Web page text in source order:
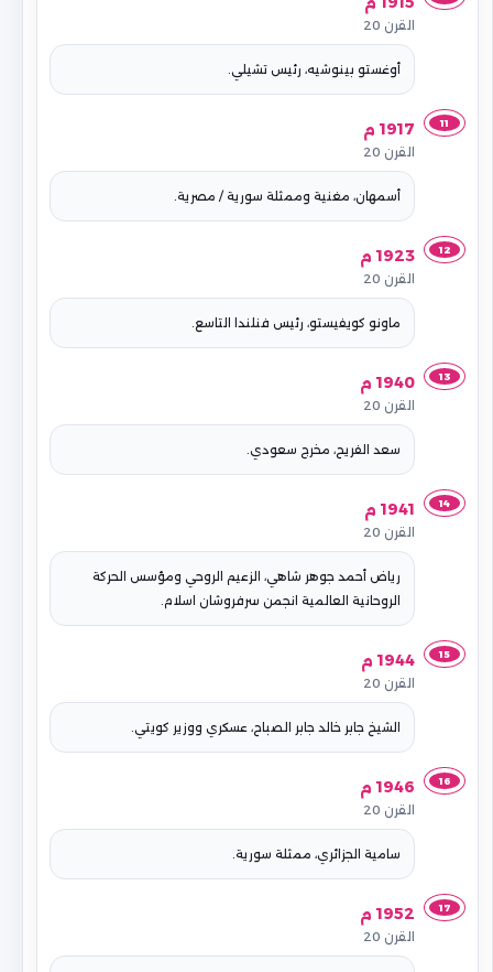
القرن 20
أوغستو بينوشيه، رئيس تشيلي.
11 1917 م
القرن 20
أسمهان، مغنية وممثلة سورية / مصرية.
12 1923 م
القرن 20
ماونو كويفيستو، رئيس فنلندا التاسع.
13 1940 م
القرن 20
سعد الفريح، مخرج سعودي.
14 1941 م
القرن 20
رياض أحمد جوهر شاهي، الزعيم الروحي ومؤسس الحركة
الروحانية العالمية انجمن سرفروشان اسلام.
15 1944 م
القرن 20
الشيخ جابر خالد جابر الصباح، عسكري ووزير كويتي.
16 1946 م
القرن 20
سامية الجزائري، ممثلة سورية.
17 1952 م
القرن 20